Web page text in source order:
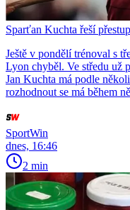
Sparťan Kuchta řeší
Ještě v pondělí trénoval s
Lyon chyběl. Ve středu už
Jan Kuchta má podle
rozhodnout se má během
SportWin
dnes, 16:46
2 min